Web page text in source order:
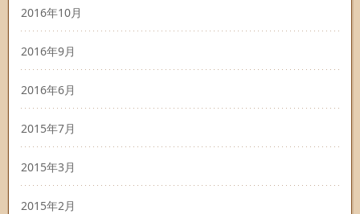
2016年10月
2016年9月
2016年6月
2015年7月
2015年3月
2015年2月